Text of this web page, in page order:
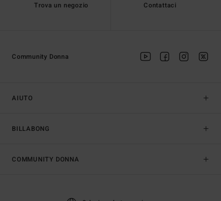
Trova un negozio Contattaci
AIUTO
BILLABONG
Community Donna
COMMUNITY DONNA